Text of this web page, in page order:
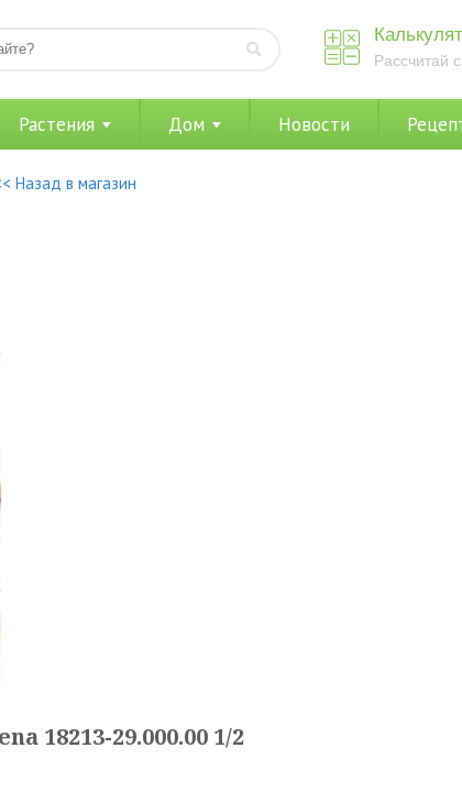
Рассчитай
Растения Дом Новости
Назад в магазин
18213-29.000.00 1/2